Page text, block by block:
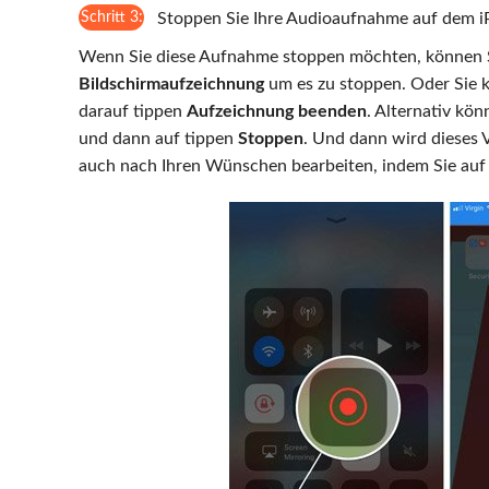
Schritt 3: Stoppen Sie Ihre Audioaufnahme auf dem
Wenn Sie diese Aufnahme stoppen möchten,
Bildschirmaufzeichnungum es zu stoppen. Oder Sie
darauf tippen Aufzeichnung beenden. Alternativ
und dann auf tippen Stoppen. Und dann wird dieses
auch nach Ihren Wünschen bearbeiten, indem Sie